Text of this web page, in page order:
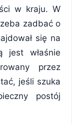
w kraju. W
zadbać o
się na
jest właśnie
przez
jeśli szuka
postój